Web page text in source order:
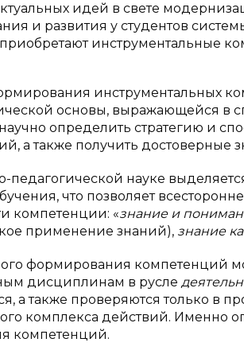
идей в свете
и развития у студентов
инструментальные
инструментальных
основы, выражающейся в
определить стратегию и
а также получить достоверные
педагогической науке
что позволяет
компетенции: «знание и
применение знаний), знание
формирования компетенций
дисциплинам в русле
а также проверяются только в
комплекса действий. Именно
компетенций.